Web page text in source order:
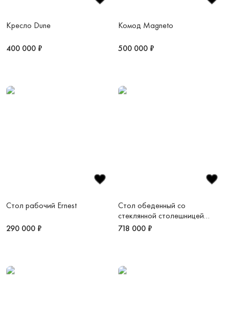
Кресло Dune
400 000 ₽
Комод Magneto
500 000 ₽
Стол рабочий Ernest
290 000 ₽
Стол обеденный со
стеклянной столешницей
Coral
718 000 ₽